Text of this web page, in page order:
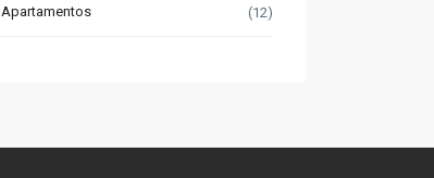
Apartamentos (12)